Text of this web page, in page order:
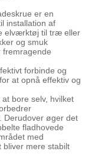
er en
installation af
elværktøj til træ eller
og smuk
forbinde og
at opnå effektiv og
bore selv, hvilket
Derudover øger det
fladhovede
med
bliver mere stabilt